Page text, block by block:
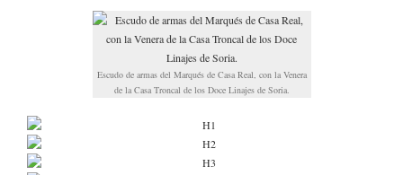
Escudo de armas del Marqués de Casa Real, con la Venera
de la Casa Troncal de los Doce Linajes de Soria.